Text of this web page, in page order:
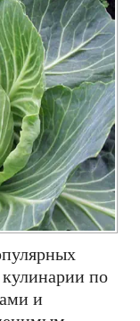
по
и